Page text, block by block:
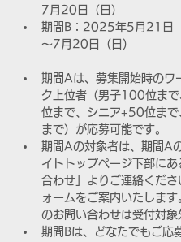
7月20日（日）
期間B：2025年5月21日
～7月20日（日）
期間Aは、募集開始時のワ
ク上位者（男子100位ま
位まで、シニア+50位ま
まで）が応募可能です。
期間Aの対象者は、期間A
イトトップページ下部にあ
合わせ」よりご連絡くださ
ォームをご案内いたしま
のお問い合わせは受付対象
期間Bは、どなたでもご応